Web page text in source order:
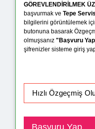
GÖREVLENDİRİLMEK
başvurmak ve Tepe
bilgilerini görüntülemek
butonuna basarak
olmuşsanız "Başvuru
şifrenizler sisteme giriş